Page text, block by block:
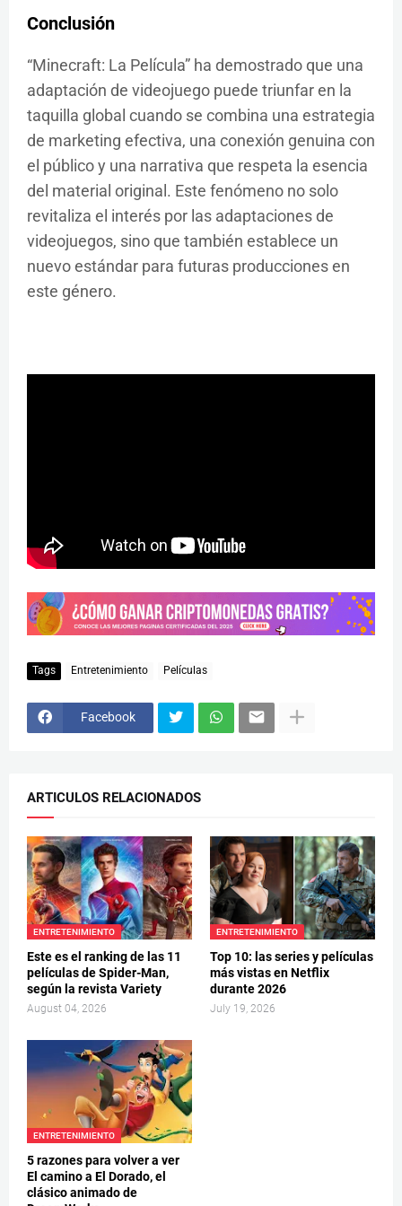
Conclusión
“Minecraft: La Película” ha demostrado que una
adaptación de videojuego puede triunfar en la
taquilla global cuando se combina una estrategia
de marketing efectiva, una conexión genuina con
el público y una narrativa que respeta la esencia
del material original. Este fenómeno no solo
revitaliza el interés por las adaptaciones de
videojuegos, sino que también establece un
nuevo estándar para futuras producciones en
este género.​
Tags Entretenimiento Películas
Facebook
ARTICULOS RELACIONADOS
ENTRETENIMIENTO
Este es el ranking de las 11
películas de Spider-Man,
según la revista Variety
August 04, 2026
ENTRETENIMIENTO
Top 10: las series y películas
más vistas en Netflix
durante 2026
July 19, 2026
ENTRETENIMIENTO
5 razones para volver a ver
El camino a El Dorado, el
clásico animado de